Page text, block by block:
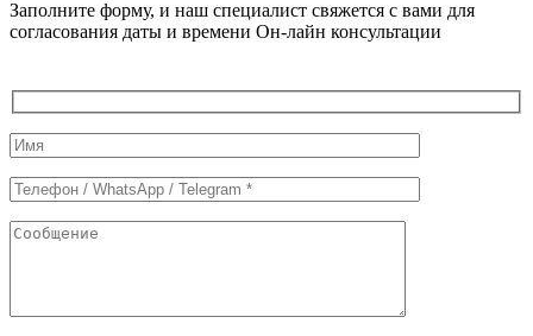
Заполните форму, и наш специалист свяжется с вами для
согласования даты и времени Он-лайн консультации
Служебные
поля
формы